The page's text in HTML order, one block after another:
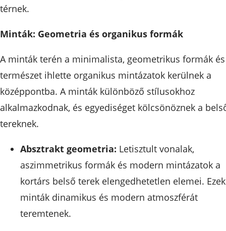
térnek.
Minták: Geometria és organikus formák
A minták terén a minimalista, geometrikus formák
természet ihlette organikus mintázatok kerülnek a
középpontba. A minták különböző stílusokhoz
alkalmazkodnak, és egyediséget kölcsönöznek a
tereknek.
Absztrakt geometria: Letisztult vonalak,
aszimmetrikus formák és modern mintázatok a
kortárs belső terek elengedhetetlen elemei.
minták dinamikus és modern atmoszférát
teremtenek.